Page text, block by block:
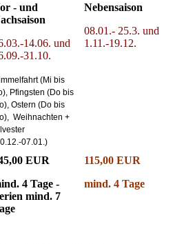
- und
14.06. und
31.10.
(Mi bis
Pfingsten (Do bis
Ostern (Do bis
Weihnachten +
07.01.)
Nebensaison
08.01.- 25.3. und
1.11.-19.12.
EUR
4 Tage -
mind. 7
115,00 EUR
mind. 4 Tage